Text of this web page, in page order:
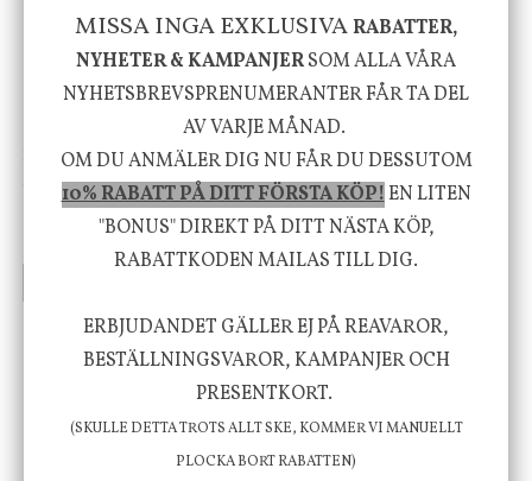
House Doctor
Skål, Hands marmor
-20%
Nicolas Vahé
Serveringsfat, Ostron,
Stengods
415 kr
Vi vill förmedla känsla, upplevelse och
välbefinnande för dig och ditt hem! Med
inspiration från naturen och dess färgpalett
MISSA INGA EXKLUSIVARABATTER,
NYHETER & KAMPANJERSOM ALLA VÅRA
NYHETSBREVSPRENUMERANTER FÅR TA DEL
AV VARJE MÅNAD.
OM DU ANMÄLER DIG NU FÅR DU DESSUTOM
10% RABATT PÅ DITT FÖRSTA KÖP!EN LITEN
"BONUS" DIREKT PÅ DITT NÄSTA KÖP,
RABATTKODEN MAILAS TILL DIG.
ERBJUDANDET GÄLLER EJ PÅ REAVAROR,
BESTÄLLNINGSVAROR, KAMPANJER OCH
PRESENTKORT.
(SKULLE DETTA TROTS ALLT SKE, KOMMER VI MANUELLT
PLOCKA BORT RABATTEN)